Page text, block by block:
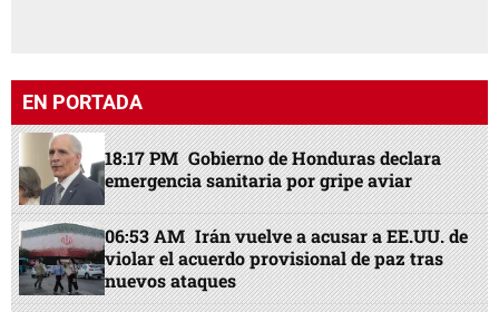
EN PORTADA
18:17 PM Gobierno de Honduras declara
emergencia sanitaria por gripe aviar
06:53 AM Irán vuelve a acusar a EE.UU. de
violar el acuerdo provisional de paz tras
nuevos ataques